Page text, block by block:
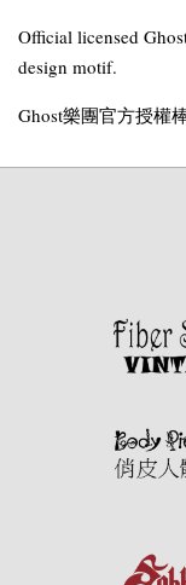
Official licensed
design motif.
Ghost樂團官方授權